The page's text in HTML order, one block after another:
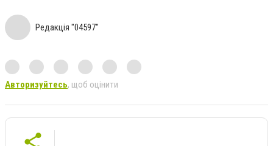
Редакція "04597"
Авторизуйтесь, щоб оцінити